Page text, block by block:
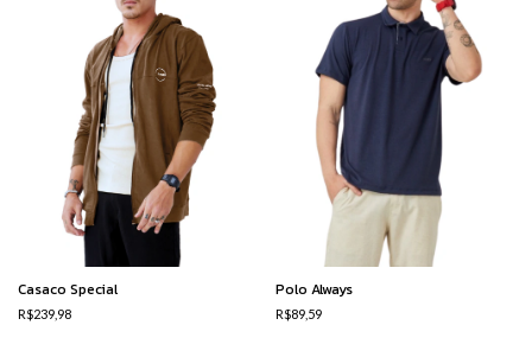
Casaco Special
R$239,98
Polo Always
R$89,59